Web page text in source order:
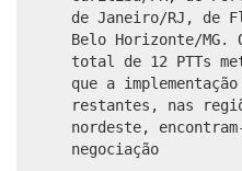
de Janeiro/RJ, de
Belo Horizonte/MG.
total de 12 PTTs
que a
restantes, nas
nordeste,
negociação